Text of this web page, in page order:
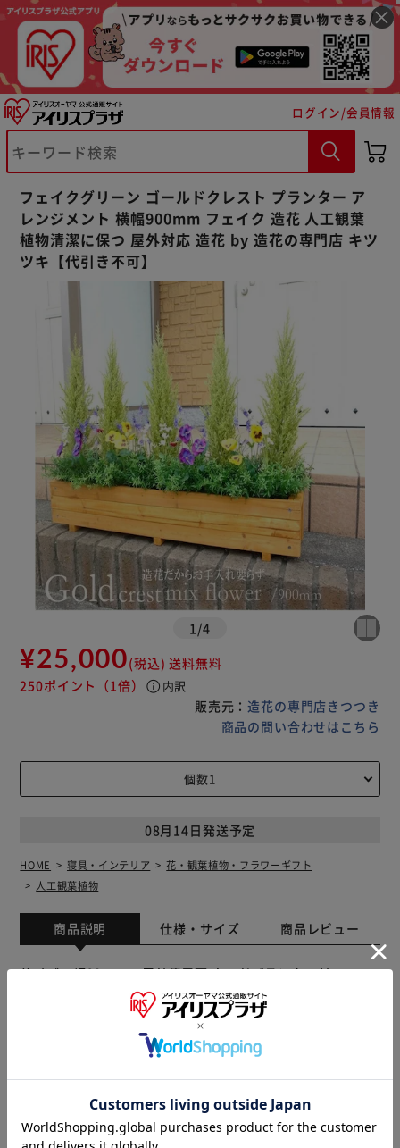
ログイン/会員情報
フェイクグリーン ゴールドクレスト プランター ア
レンジメント 横幅900mm フェイク 造花 人工観葉
植物清潔に保つ 屋外対応 造花 by 造花の専門店 キツ
ツキ【代引き不可】
1 /4
¥25,000(税込) 送料無料
250ポイント （1倍） info 内訳
販売元：造花の専門店きつつき
商品の問い合わせはこちら
08月14日発送予定
HOME 寝具・インテリア
花・観葉植物・フラワーギフト
人工観葉植物
商品説明 仕様・サイズ 商品レビュー
サイズ 幅90ｃｍ 屋外使用可 ウッドプランター付
※製品は予告なく仕様を変更する場合がございます。あらか
じめご了承ください。
販売元(特定商取引法に基づく表記)：造花の専門店きつつき
アイリスプラザ店
※ご確認ください
カートに入れる 購入手続きへ